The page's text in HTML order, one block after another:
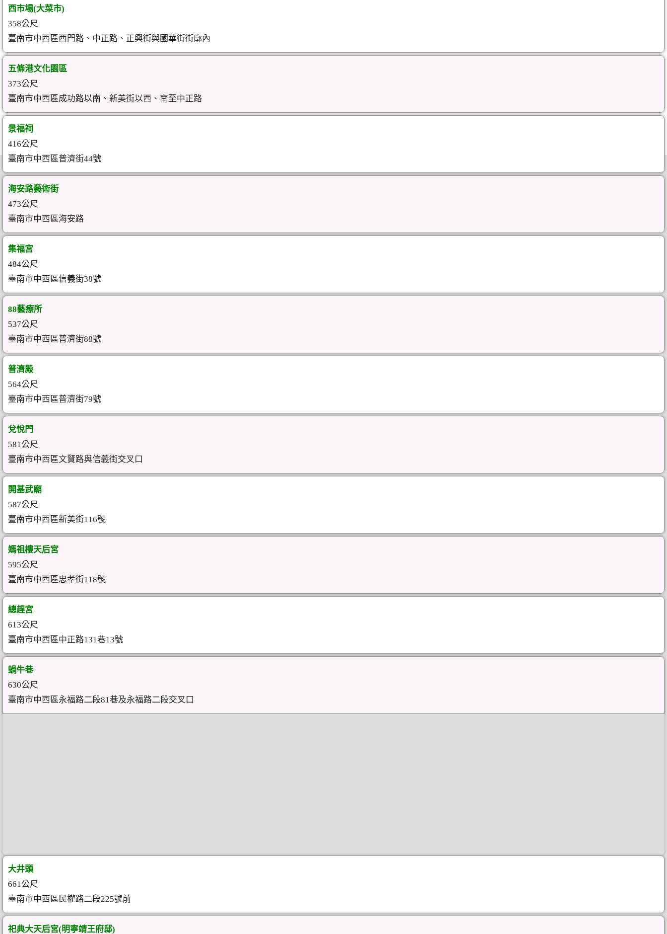
西市場(大菜市)
358公尺
臺南市中西區西門路、中正路、正興街與國華街街廓內
五條港文化園區
373公尺
臺南市中西區成功路以南、新美街以西、南至中正路
景福祠
416公尺
臺南市中西區普濟街44號
海安路藝術街
473公尺
臺南市中西區海安路
集福宮
484公尺
臺南市中西區信義街38號
88藝療所
537公尺
臺南市中西區普濟街88號
普濟殿
564公尺
臺南市中西區普濟街79號
兌悅門
581公尺
臺南市中西區文賢路與信義街交叉口
開基武廟
587公尺
臺南市中西區新美街116號
媽祖樓天后宮
595公尺
臺南市中西區忠孝街118號
總趕宮
613公尺
臺南市中西區中正路131巷13號
蝸牛巷
630公尺
臺南市中西區永福路二段81巷及永福路二段交叉口
大井頭
661公尺
臺南市中西區民權路二段225號前
祀典大天后宮(明寧靖王府邸)